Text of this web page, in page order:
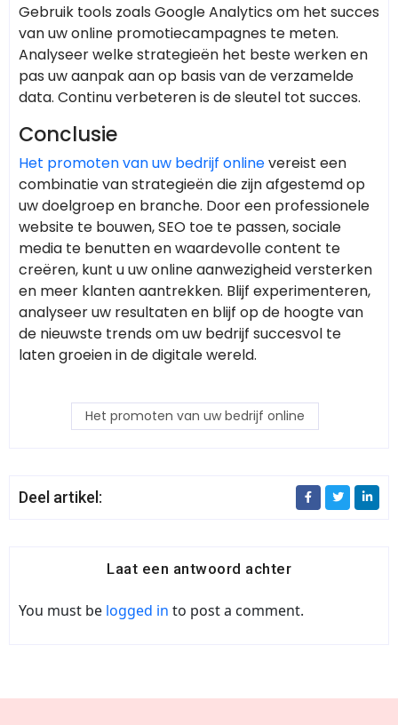
Gebruik tools zoals Google Analytics om het succes
van uw online promotiecampagnes te meten.
Analyseer welke strategieën het beste werken en
pas uw aanpak aan op basis van de verzamelde
data. Continu verbeteren is de sleutel tot succes.
Conclusie
Het promoten van uw bedrijf onlinevereist een
combinatie van strategieën die zijn afgestemd op
uw doelgroep en branche. Door een professionele
website te bouwen, SEO toe te passen, sociale
media te benutten en waardevolle content te
creëren, kunt u uw online aanwezigheid versterken
en meer klanten aantrekken. Blijf experimenteren,
analyseer uw resultaten en blijf op de hoogte van
de nieuwste trends om uw bedrijf succesvol te
laten groeien in de digitale wereld.
Het promoten van uw bedrijf online
Deel artikel:
Laat een antwoord achter
You must be logged in to post a comment.